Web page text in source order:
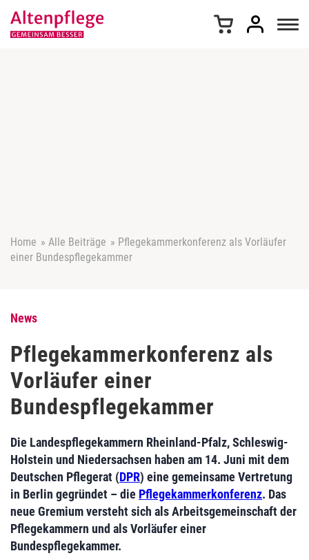
Home » Alle Beiträge » Pflegekammerkonferenz als Vorläufer
einer Bundespflegekammer
News
Pflegekammerkonferenz als
Vorläufer einer
Bundespflegekammer
Die Landespflegekammern Rheinland-Pfalz, Schleswig-
Holstein und Niedersachsen haben am 14. Juni mit dem
Deutschen Pflegerat (DPR) eine gemeinsame Vertretung
in Berlin gegründet – die Pflegekammerkonferenz. Das
neue Gremium versteht sich als Arbeitsgemeinschaft der
Pflegekammern und als Vorläufer einer
Bundespflegekammer.